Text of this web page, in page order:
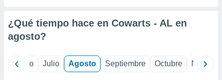
e
mediante
publicidad
¿Qué tiempo hace en Cowarts - AL en
agosto?
Junio Julio Agosto Septiembre Octubre